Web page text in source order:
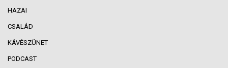
HAZAI
CSALÁD
KÁVÉSZÜNET
PODCAST